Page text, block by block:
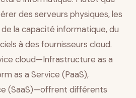
des serveurs physiques, les
la capacité informatique, du
à des fournisseurs cloud.
cloud—Infrastructure as a
as a Service (PaaS),
(SaaS)—offrent différents